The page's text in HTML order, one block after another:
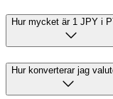
Hur mycket är 1 JPY i
Hur konverterar jag